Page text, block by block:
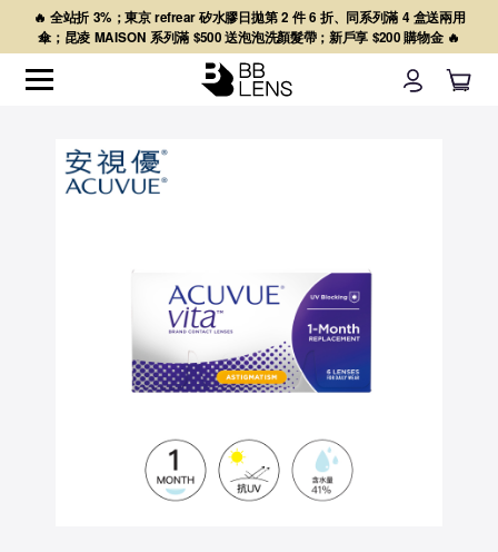
🔥 全站折 3%；東京 refrear 矽水膠日拋第 2 件 6 折、同系列滿 4 盒送兩用
傘；昆凌 MAISON 系列滿 $500 送泡泡洗顏髮帶；新戶享 $200 購物金 🔥